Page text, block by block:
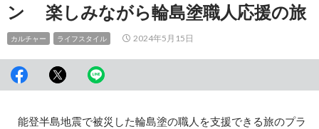
ン 楽しみながら輪島塗職人応援の旅
カルチャー ライフスタイル 2024年5月15日
能登半島地震で被災した輪島塗の職人を支援できる旅のプラ